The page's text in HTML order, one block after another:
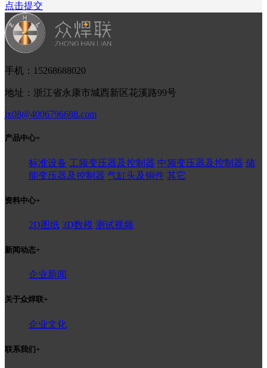
点击提交
手机：15268688020
地址：浙江省永康市城西新区花溪路99号
jx08@4006796688.com
产品中心+
标准设备 工频变压器及控制器 中频变压器及控制器 储
能变压器及控制器 气缸头及铜件 其它
资料中心+
2D图纸 3D数模 测试视频
新闻动态+
企业新闻
关于众焊联+
企业文化
联系我们 +